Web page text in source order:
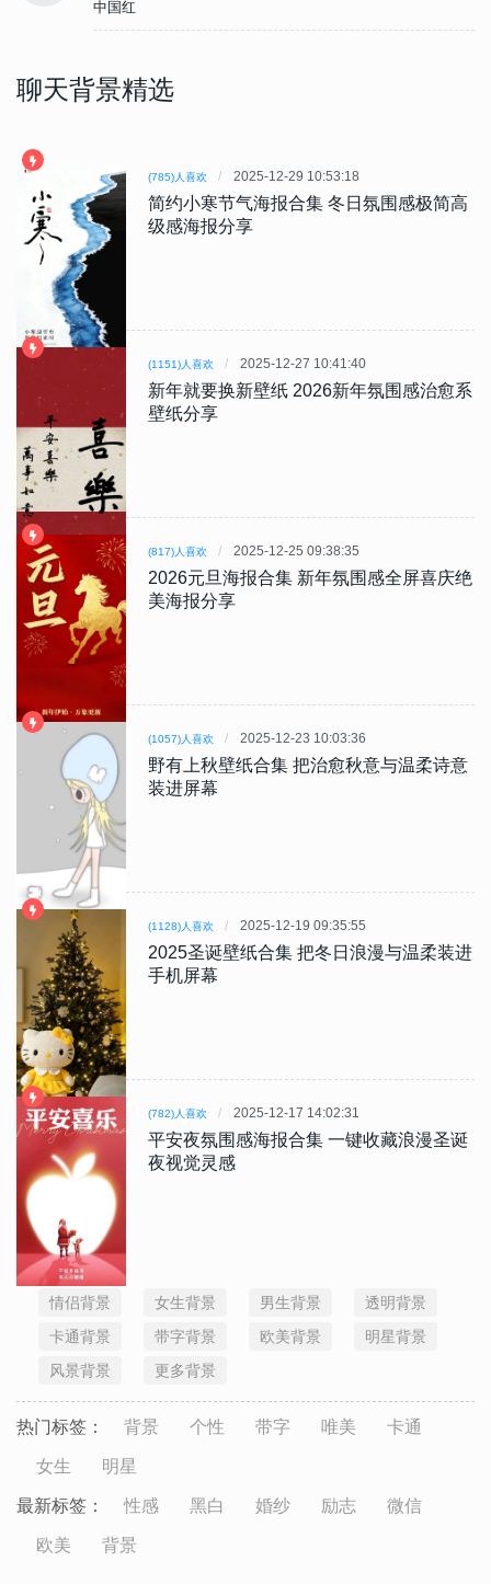
中国红
聊天背景精选
(785)人喜欢 2025-12-29 10:53:18
简约小寒节气海报合集 冬日氛围感极简高
级感海报分享
(1151)人喜欢 2025-12-27 10:41:40
新年就要换新壁纸 2026新年氛围感治愈系
壁纸分享
(817)人喜欢 2025-12-25 09:38:35
2026元旦海报合集 新年氛围感全屏喜庆绝
美海报分享
(1057)人喜欢 2025-12-23 10:03:36
野有上秋壁纸合集 把治愈秋意与温柔诗意
装进屏幕
(1128)人喜欢 2025-12-19 09:35:55
2025圣诞壁纸合集 把冬日浪漫与温柔装进
手机屏幕
(782)人喜欢 2025-12-17 14:02:31
平安夜氛围感海报合集 一键收藏浪漫圣诞
夜视觉灵感
情侣背景 女生背景 男生背景
透明背景
卡通背景
带字背景 欧美背景
明星背景
风景背景
更多背景
热门标签： 背景 个性 带字 唯美 卡通
女生 明星
最新标签： 性感 黑白 婚纱 励志 微信
欧美 背景